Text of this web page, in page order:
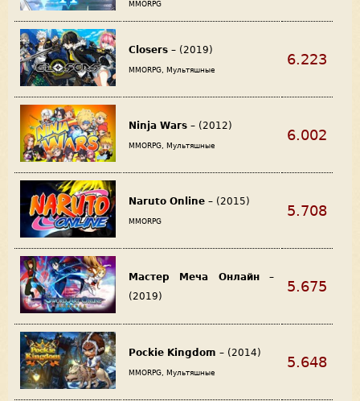
MMORPG
Closers – (2019)
MMORPG, Мультяшные
6.223
Ninja Wars – (2012)
MMORPG, Мультяшные
6.002
Naruto Online – (2015)
MMORPG
5.708
Мастер Меча Онлайн–
(2019)
5.675
Pockie Kingdom – (2014)
MMORPG, Мультяшные
5.648